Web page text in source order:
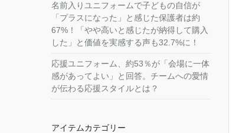
名前入りユニフォームで子どもの自信が
「プラスになった」と感じた保護者は約
67%！「やや高いと感じたが納得して購入
した」と価値を実感する声も32.7%に！
応援ユニフォーム、約53％が「会場に一体
感があってよい」と回答。チームへの愛情
が伝わる応援スタイルとは？
アイテムカテゴリー